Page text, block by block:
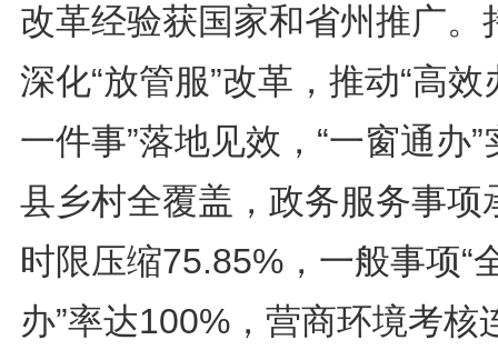
改革经验获国家和省州推广。
深化“放管服”改革，推动“高效
一件事”落地见效，“一窗通办”
县乡村全覆盖，政务服务事项
时限压缩75.85%，一般事项“
办”率达100%，营商环境考核